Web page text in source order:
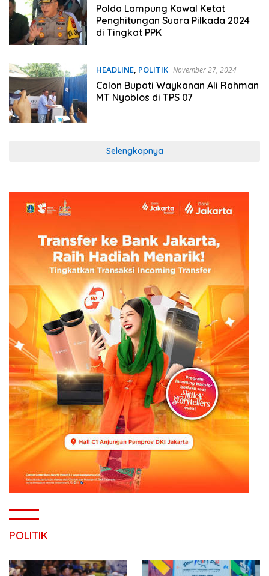
30, 2024
Polda Lampung Kawal Ketat
Penghitungan Suara Pilkada 2024
di Tingkat PPK
HEADLINE, POLITIK November 27, 2024
Calon Bupati Waykanan Ali Rahman
MT Nyoblos di TPS 07
Selengkapnya
POLITIK